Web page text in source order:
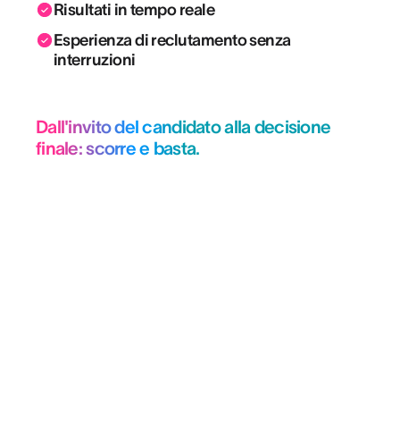
Risultati in tempo reale
Esperienza di reclutamento senza
interruzioni
Dall'invito del candidato alla decisione
finale: scorre e basta.